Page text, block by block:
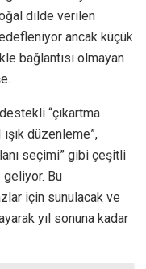
dilde verilen
ancak küçük
bağlantısı olmayan
“çıkartma
düzenleme”,
seçimi” gibi çeşitli
Bu
için sunulacak ve
yıl sonuna kadar